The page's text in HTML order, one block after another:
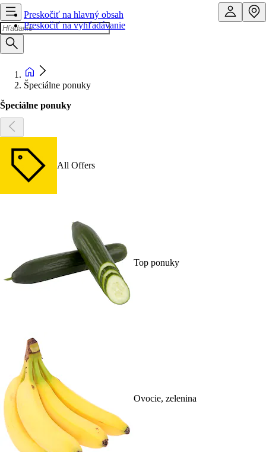
Preskočiť na hlavný obsah
Preskočiť na vyhľadávanie
Špeciálne ponuky
Špeciálne ponuky
All Offers
Top ponuky
Ovocie, zelenina